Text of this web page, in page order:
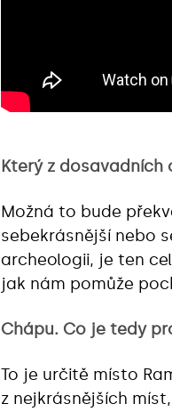
Který z dosavadních
Možná to bude
sebekrásnější nebo
archeologii, je ten
jak nám pomůže
Chápu. Co je tedy
To je určitě místo
z nejkrásnějších